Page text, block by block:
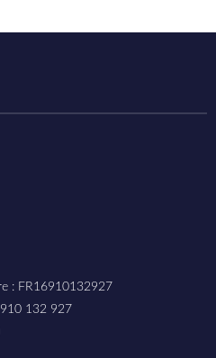
: FR16910132927
132 927